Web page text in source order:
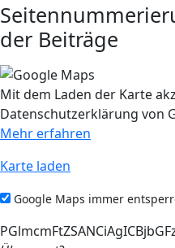
der Beiträge
Mit dem Laden der Karte
Datenschutzerklärung von
Mehr erfahren
Karte laden
Google Maps immer